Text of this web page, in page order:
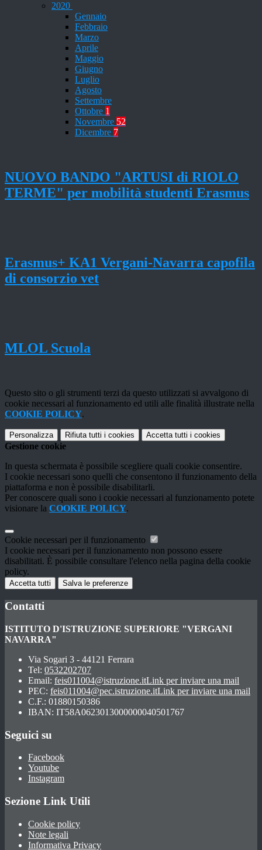
2020
Gennaio
Febbraio
Marzo
Aprile
Maggio
Giugno
Luglio
Agosto
Settembre
Ottobre 1
Novembre 52
Dicembre 7
NUOVO BANDO "ARTUSI di RIOLO
TERME" per mobilità studenti Erasmus
Erasmus+ KA1 Vergani-Navarra capofila
di consorzio vet
MLOL Scuola
Questo sito o gli strumenti terzi da questo utilizzati si avvalgono di
cookie necessari al funzionamento ed utili alle finalità illustrate nella
COOKIE POLICY.
Personalizza Rifiuta tutti i cookies Accetta tutti i cookies
Gestione cookie
In questa schermata è possibile scegliere quali cookie consentire.
I cookie necessari sono quelli che consentono il funzionamento della
piattaforma e non è possibile disabilitarli.
Per conoscere quali sono i cookie necessari al funzionamento potete
visionare la COOKIE POLICY.
Cookie necessari per il funzionamento
I cookie necessari per il funzionamento non possono essere
disabilitati. È possibile consultare l'elenco nella pagina della cookie
policy.
Accetta tutti Salva le preferenze
Contatti
ISTITUTO D'ISTRUZIONE SUPERIORE "VERGANI
NAVARRA"
Via Sogari 3 - 44121 Ferrara
Tel: 0532202707
Email: feis011004@istruzione.itLink per inviare una mail
PEC: feis011004@pec.istruzione.itLink per inviare una mail
C.F.: 01880150386
IBAN: IT58A0623013000000040501767
Seguici su
Facebook
Youtube
Instagram
Sezione Link Utili
Cookie policy
Note legali
Informativa Privacy